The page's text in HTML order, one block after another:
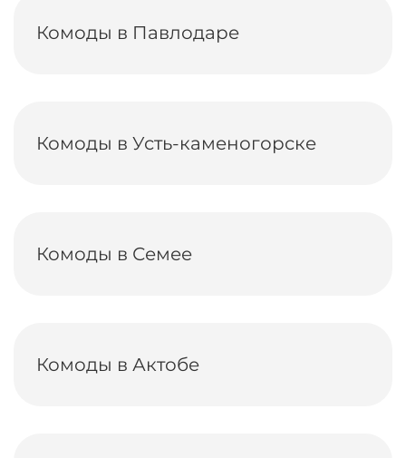
Комоды в Павлодаре
Комоды в Усть-каменогорске
Комоды в Семее
Комоды в Актобе